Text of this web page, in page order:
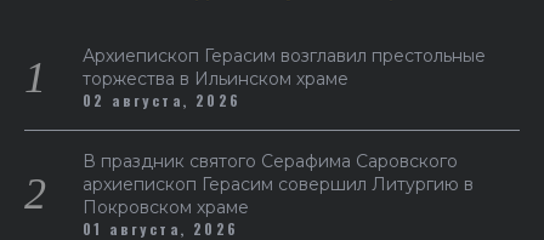
Архиепископ Герасим возглавил престольные
торжества в Ильинском храме
02 августа, 2026
В праздник святого Серафима Саровского
архиепископ Герасим совершил Литургию в
Покровском храме
01 августа, 2026